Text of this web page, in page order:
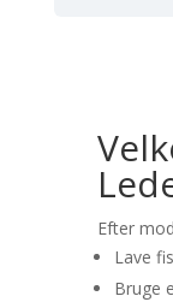
Efter
Lave
Bruge